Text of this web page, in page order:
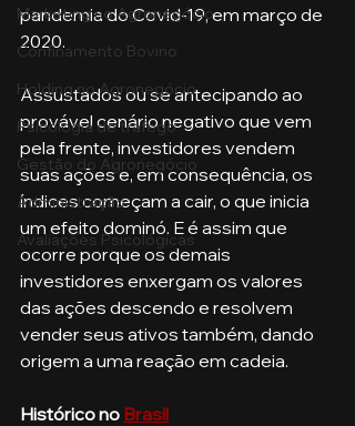
Marketing no Agronegócio
Confinamento Bovino
Holding no Agronegócio
Psicologia de tráfego
Gestão do Agronegócio
Administração
Avaliações Psicológicas
pandemia do Covid-19, em março de
2020.
Assustados ou se antecipando ao
provável cenário negativo que vem
pela frente, investidores vendem
suas ações e, em consequência, os
índices começam a cair, o que inicia
um efeito dominó. E é assim que
ocorre porque os demais
investidores enxergam os valores
das ações descendo e resolvem
vender seus ativos também, dando
origem a uma reação em cadeia.
Histórico no Brasil